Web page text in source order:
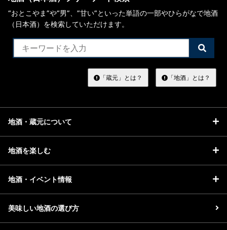
“おとこやま”や“男”、”甘い”といった単語の一部やひらがなで地酒
（日本酒）を検索していただけます。
検
索
す
る
「蔵元」とは？ 「地酒」とは？
地酒・蔵元について
地酒を楽しむ
地酒・イベント情報
美味しい地酒の選び方